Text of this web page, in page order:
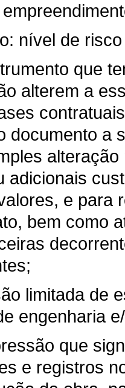
nível de
que
alterem a
documento a
adicionais
e para
bem como
limitada de
engenharia
que
e registros